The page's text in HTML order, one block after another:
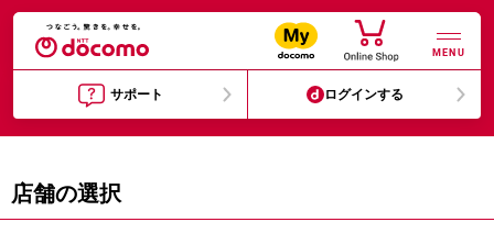
MENU
サポート ログインする
店舗の選択